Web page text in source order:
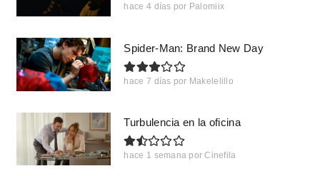
hace 4 días por Palomiix
Spider-Man: Brand New Day
hace 7 días por Makelelillo
Turbulencia en la oficina
hace 1 semana por Cinefila